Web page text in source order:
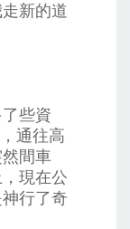
新的道
些資
通往高
間車
現在公
行了奇